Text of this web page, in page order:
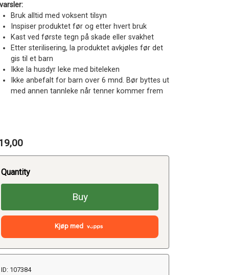
Bruk alltid med voksent tilsyn
Inspiser produktet før og etter hvert bruk
Kast ved første tegn på skade eller svakhet
Etter sterilisering, la produktet avkjøles før det
gis til et barn
Ikke la husdyr leke med biteleken
Ikke anbefalt for barn over 6 mnd. Bør byttes ut
med annen tannleke når tenner kommer frem
Quantity
Buy
Kjøp med
ID: 107384